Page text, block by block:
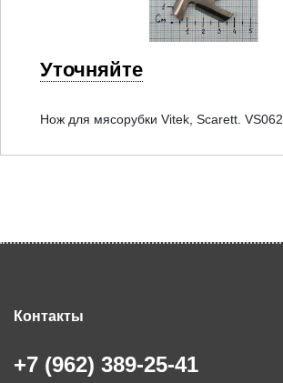
Уточняйте
Нож для мясорубки Vitek, Scarett. VS062
Контакты
+7 (962) 389-25-41